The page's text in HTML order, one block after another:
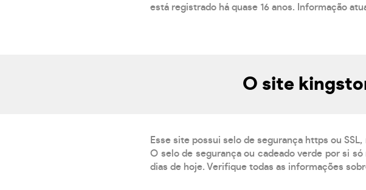
está registrado há quase 16 anos. Informação
O site
Esse site possui selo de segurança https ou
O selo de segurança ou cadeado verde por si
dias de hoje. Verifique todas as informações